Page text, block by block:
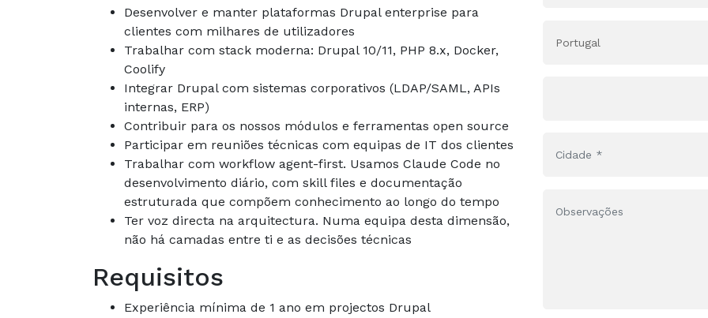
Desenvolver e manter plataformas Drupal enterprise para
clientes com milhares de utilizadores
Trabalhar com stack moderna: Drupal 10/11, PHP 8.x, Docker,
Coolify
Integrar Drupal com sistemas corporativos (LDAP/SAML, APIs
internas, ERP)
Contribuir para os nossos módulos e ferramentas open source
Participar em reuniões técnicas com equipas de IT dos clientes
Trabalhar com workflow agent-first. Usamos Claude Code no
desenvolvimento diário, com skill files e documentação
estruturada que compõem conhecimento ao longo do tempo
Ter voz directa na arquitectura. Numa equipa desta dimensão,
não há camadas entre ti e as decisões técnicas
Requisitos
Experiência mínima de 1 ano em projectos Drupal